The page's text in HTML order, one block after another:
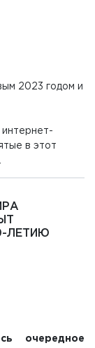
2023 годом и
в этот
ЛЕТИЮ
очередное